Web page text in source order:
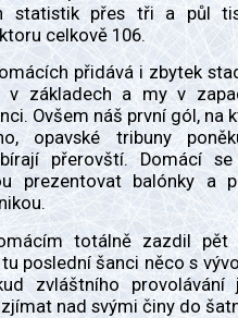
statistik přes tři a půl
celkově 106.
přidává i zbytek
v základech a my v
Ovšem náš první gól, na
opavské tribuny
přerovští. Domácí
prezentovat balónky a
totálně zazdil pět
poslední šanci něco s
zvláštního provolávání
nad svými činy do